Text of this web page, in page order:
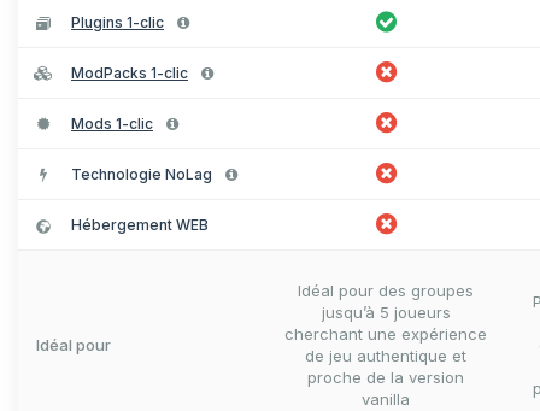
Plugins 1-clic
ModPacks 1-clic
Mods 1-clic
Technologie NoLag
Hébergement WEB
Idéal pour
Idéal pour des groupes
jusqu’à 5 joueurs
cherchant une expérience
de jeu authentique et
proche de la version
vanilla